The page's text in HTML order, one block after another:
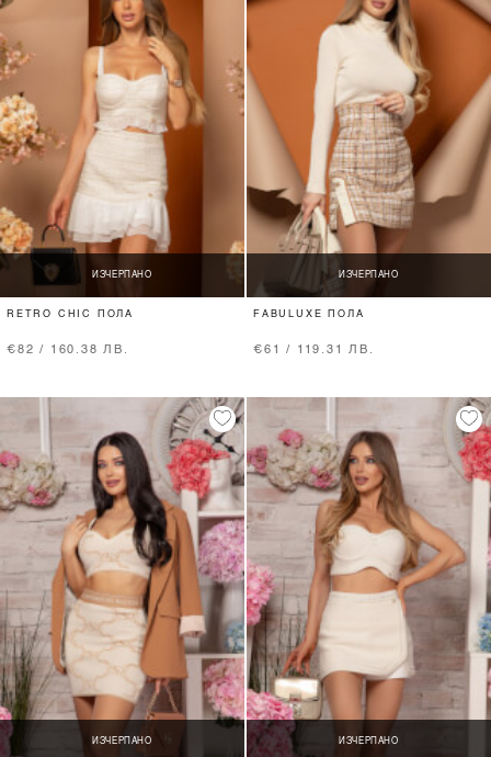
ИЗЧЕРПАНО
RETRO CHIC ПОЛА
€82 / 160.38 ЛВ.
ИЗЧЕРПАНО
FABULUXE ПОЛА
€61 / 119.31 ЛВ.
ИЗЧЕРПАНО ИЗЧЕРПАНО